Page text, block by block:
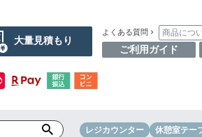
大量見積もり
よくある質問 商品につ
ご利用ガイド
レジカウンター 休憩室テー